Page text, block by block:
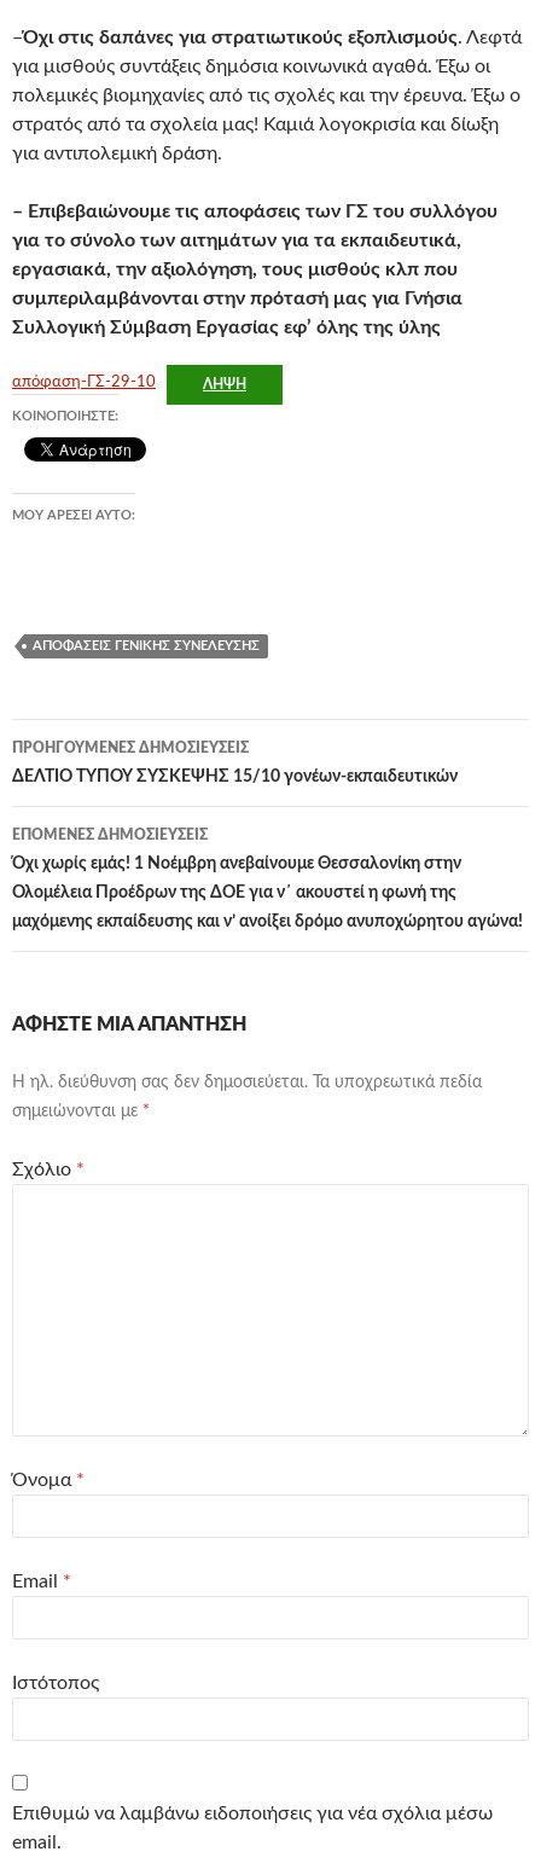
–Όχι στις δαπάνες για στρατιωτικούς εξοπλισμούς. Λεφτά
για μισθούς συντάξεις δημόσια κοινωνικά αγαθά. Έξω οι
πολεμικές βιομηχανίες από τις σχολές και την έρευνα. Έξω ο
στρατός από τα σχολεία μας! Καμιά λογοκρισία και δίωξη
για αντιπολεμική δράση.
– Επιβεβαιώνουμε τις αποφάσεις των ΓΣ του συλλόγου
για το σύνολο των αιτημάτων για τα εκπαιδευτικά,
εργασιακά, την αξιολόγηση, τους μισθούς κλπ που
συμπεριλαμβάνονται στην πρότασή μας για Γνήσια
Συλλογική Σύμβαση Εργασίας εφ’ όλης της ύλης
απόφαση-ΓΣ-29-10 ΛΉΨΗ
ΚΟΙΝΟΠΟΙΉΣΤΕ:
ΜΟΥ ΑΡΈΣΕΙ ΑΥΤΌ:
ΑΠΟΦΆΣΕΙΣ ΓΕΝΙΚΉΣ ΣΥΝΈΛΕΥΣΗΣ
Πλοήγηση
άρθρων
ΠΡΟΗΓΟΎΜΕΝΕΣ ΔΗΜΟΣΙΕΎΣΕΙΣ
ΔΕΛΤΙΟ ΤΥΠΟΥ ΣΥΣΚΕΨΗΣ 15/10 γονέων-εκπαιδευτικών
ΕΠΌΜΕΝΕΣ ΔΗΜΟΣΙΕΎΣΕΙΣ
Όχι χωρίς εμάς! 1 Νοέμβρη ανεβαίνουμε Θεσσαλονίκη στην
Ολομέλεια Προέδρων της ΔΟΕ για ν΄ ακουστεί η φωνή της
μαχόμενης εκπαίδευσης και ν’ ανοίξει δρόμο ανυποχώρητου αγώνα!
ΑΦΉΣΤΕ ΜΙΑ ΑΠΆΝΤΗΣΗ
Η ηλ. διεύθυνση σας δεν δημοσιεύεται.
Τα υποχρεωτικά πεδία
σημειώνονται με *
Σχόλιο *
Όνομα *
Email *
Ιστότοπος
Επιθυμώ να λαμβάνω ειδοποιήσεις για νέα σχόλια μέσω
email.